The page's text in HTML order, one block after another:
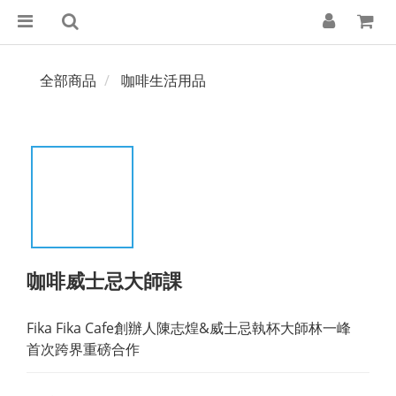
全部商品 咖啡生活用品
咖啡威士忌大師課
Fika Fika Cafe創辦人陳志煌&威士忌執杯大師林一峰
首次跨界重磅合作